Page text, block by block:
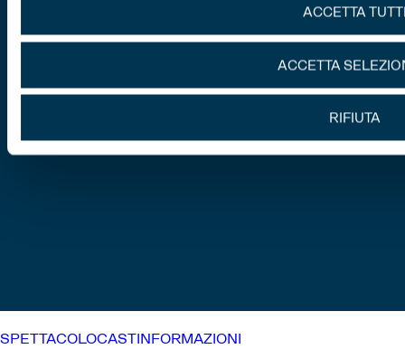
ACCETTA
ACCETTA
RIFIUTA
SPETTACOLOCASTINFORMAZIONI